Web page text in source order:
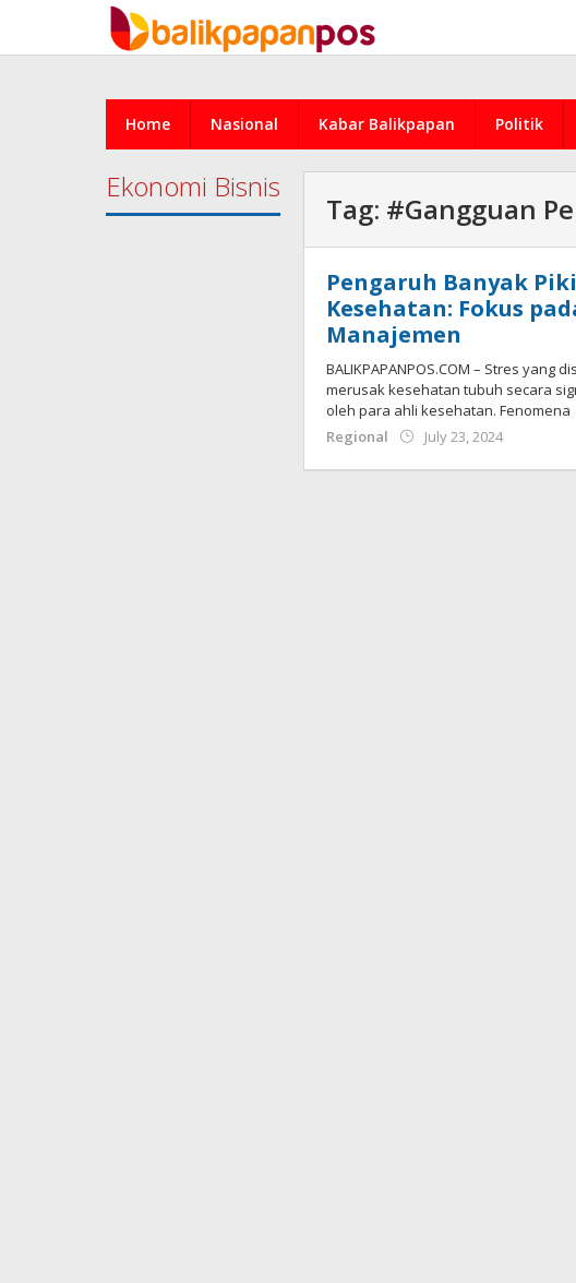
content
Home Nasional Kabar Balikpapan Politik
Ekonomi Bisnis
Tag: #Gangguan
Pengaruh Banyak
Kesehatan: Fokus
Manajemen
BALIKPAPANPOS.COM – Stres
merusak kesehatan tubuh secara
oleh para ahli kesehatan. Fenomena
Regional
July 23, 2024by